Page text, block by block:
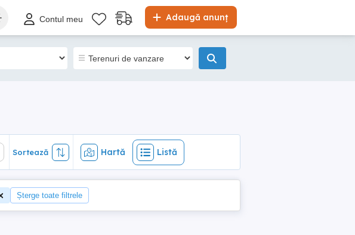
Adaugă anunț
Contul meu
Sortează Hartă Listă
Sortează Hartă Listă
Șterge toate filtrele